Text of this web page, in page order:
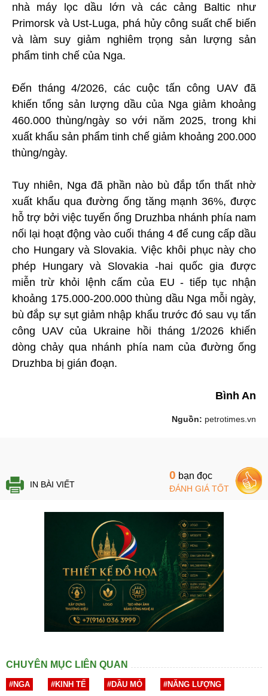
nhà máy lọc dầu lớn và các cảng Baltic như
Primorsk và Ust-Luga, phá hủy công suất chế biến
và làm suy giảm nghiêm trọng sản lượng sản
phẩm tinh chế của Nga.
Đến tháng 4/2026, các cuộc tấn công UAV đã
khiến tổng sản lượng dầu của Nga giảm khoảng
460.000 thùng/ngày so với năm 2025, trong khi
xuất khẩu sản phẩm tinh chế giảm khoảng 200.000
thùng/ngày.
Tuy nhiên, Nga đã phần nào bù đắp tổn thất nhờ
xuất khẩu qua đường ống tăng mạnh 36%, được
hỗ trợ bởi việc tuyến ống Druzhba nhánh phía nam
nối lại hoạt động vào cuối tháng 4 để cung cấp dầu
cho Hungary và Slovakia. Việc khôi phục này cho
phép Hungary và Slovakia -hai quốc gia được
miễn trừ khỏi lệnh cấm của EU - tiếp tục nhận
khoảng 175.000-200.000 thùng dầu Nga mỗi ngày,
bù đắp sự sụt giảm nhập khẩu trước đó sau vụ tấn
công UAV của Ukraine hồi tháng 1/2026 khiến
dòng chảy qua nhánh phía nam của đường ống
Druzhba bị gián đoạn.
Bình An
Nguồn: petrotimes.vn
IN BÀI VIẾT
0 bạn đọc
ĐÁNH GIÁ TỐT
CHUYÊN MỤC LIÊN QUAN
#NGA #KINH TẾ #DẦU MỎ #NĂNG LƯỢNG